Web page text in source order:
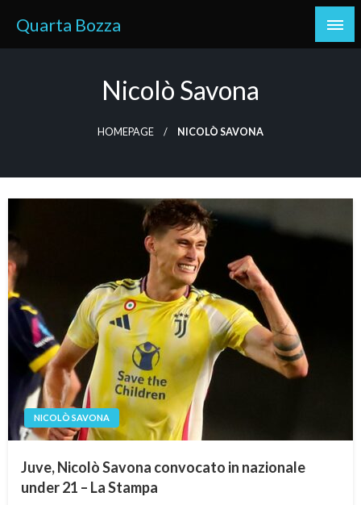
content
Quarta Bozza
Nicolò Savona
HOMEPAGE NICOLÒ SAVONA
NICOLÒ SAVONA
Juve, Nicolò Savona convocato in nazionale
under 21 – La Stampa